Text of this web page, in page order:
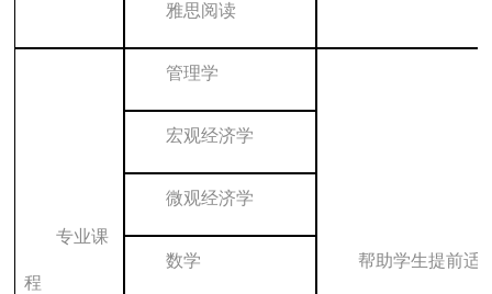
雅思阅读
专业课
程
管理学
帮助学生提前适
宏观经济学
微观经济学
数学